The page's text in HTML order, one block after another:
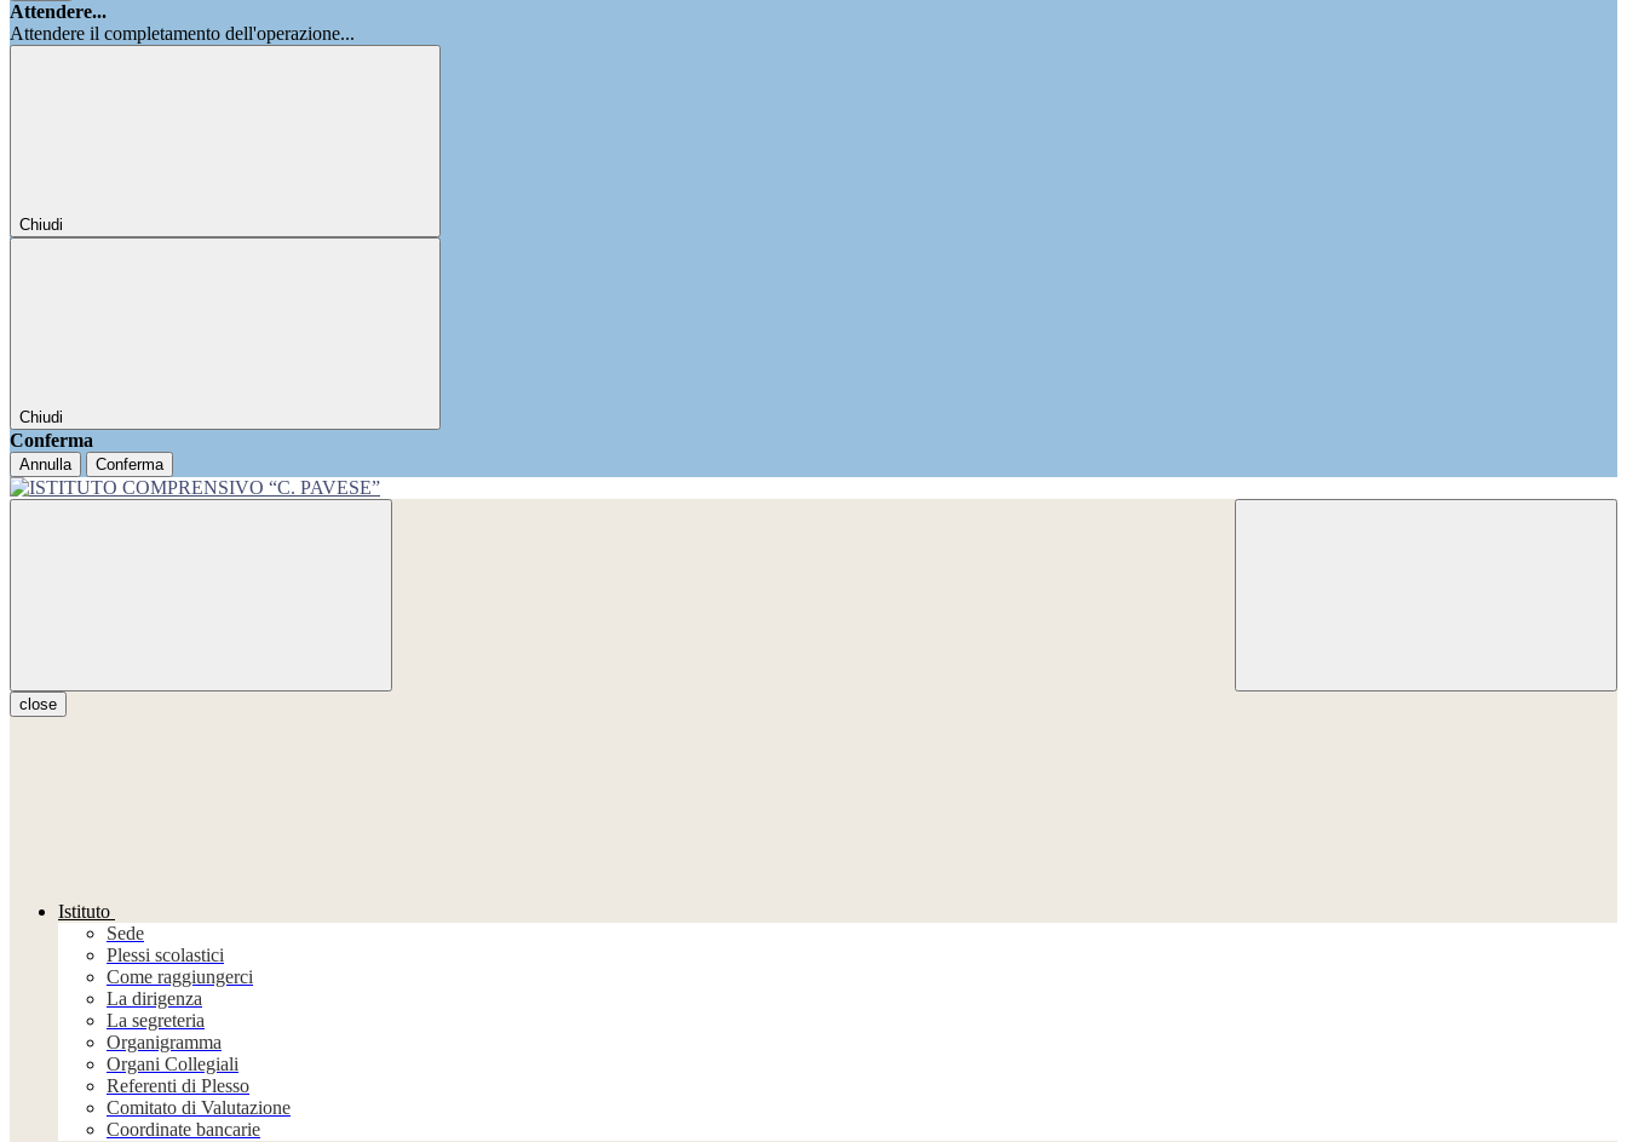
Attendere...
Attendere il completamento dell'operazione...
Chiudi
Chiudi
Conferma
Annulla Conferma
close
Istituto
Sede
Plessi scolastici
Come raggiungerci
La dirigenza
La segreteria
Organigramma
Organi Collegiali
Referenti di Plesso
Comitato di Valutazione
Coordinate bancarie